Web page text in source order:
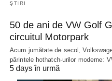
ȘTIRI
50 de ani de VW Golf
circuitul Motorpark
Acum jumătate de secol,
părintele hothatch-urilor moderne:
5 days în urmă